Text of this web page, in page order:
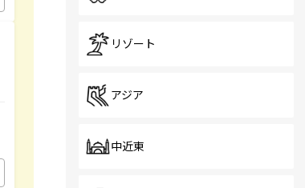
リゾート
アジア
中近東